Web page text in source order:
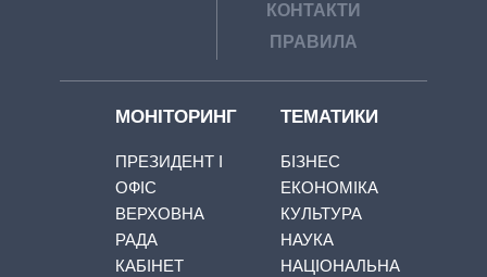
КОНТАКТИ
ПРАВИЛА
МОНІТОРИНГ
ПРЕЗИДЕНТ І
ОФІС
ВЕРХОВНА
РАДА
КАБІНЕТ
ТЕМАТИКИ
БІЗНЕС
ЕКОНОМІКА
КУЛЬТУРА
НАУКА
НАЦІОНАЛЬНА